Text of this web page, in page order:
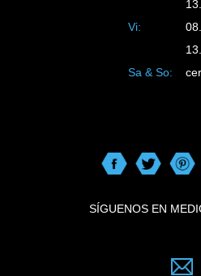
Vi:
Sa & So:
SÍGUENOS EN